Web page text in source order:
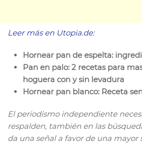
Leer más en Utopia.de:
Hornear pan de espelta:
Pan en palo: 2 recetas para
hoguera con y sin levadura
Hornear pan blanco: Receta
El periodismo independiente
respalden, también en las
da una señal a favor de una mayor